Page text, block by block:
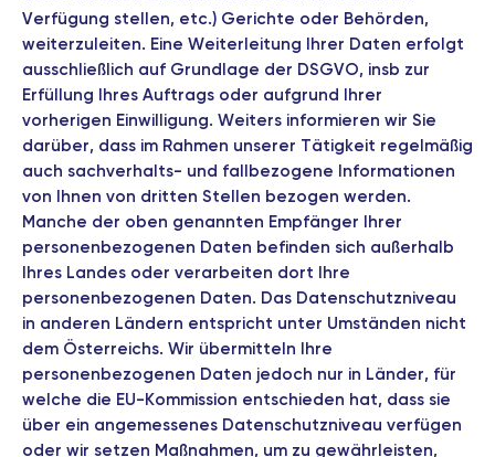
Verfügung stellen, etc.) Gerichte oder Behörden,
weiterzuleiten. Eine Weiterleitung Ihrer Daten erfolgt
ausschließlich auf Grundlage der DSGVO, insb zur
Erfüllung Ihres Auftrags oder aufgrund Ihrer
vorherigen Einwilligung. Weiters informieren wir Sie
darüber, dass im Rahmen unserer Tätigkeit regelmäßig
auch sachverhalts- und fallbezogene Informationen
von Ihnen von dritten Stellen bezogen werden.
Manche der oben genannten Empfänger Ihrer
personenbezogenen Daten befinden sich außerhalb
Ihres Landes oder verarbeiten dort Ihre
personenbezogenen Daten. Das Datenschutzniveau
in anderen Ländern entspricht unter Umständen nicht
dem Österreichs. Wir übermitteln Ihre
personenbezogenen Daten jedoch nur in Länder, für
welche die EU-Kommission entschieden hat, dass sie
über ein angemessenes Datenschutzniveau verfügen
oder wir setzen Maßnahmen, um zu gewährleisten,